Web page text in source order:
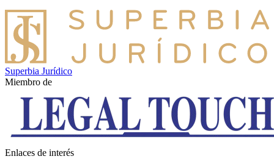
Superbia Jurídico
Miembro de
Enlaces de interés